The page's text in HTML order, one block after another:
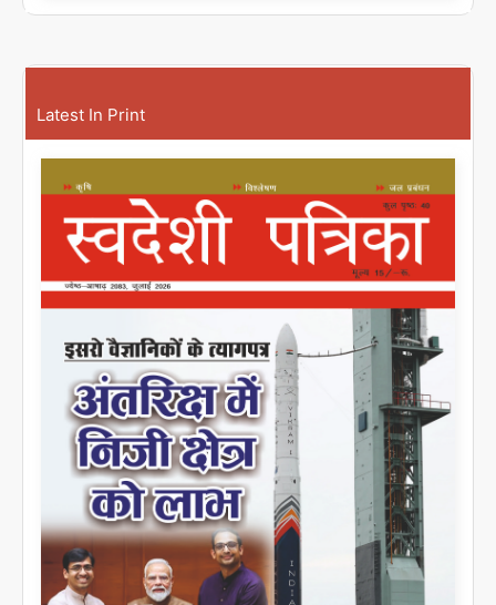
Latest In Print